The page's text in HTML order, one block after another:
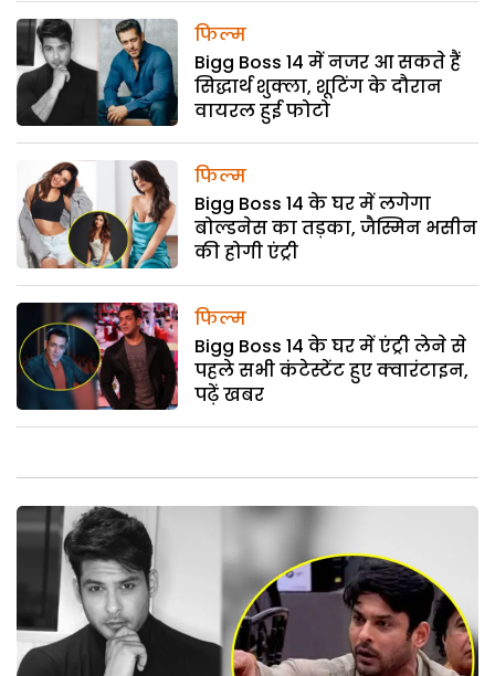
फिल्म
Bigg Boss 14 में नजर आ सकते हैं
सिद्धार्थ शुक्ला, शूटिंग के दौरान
वायरल हुई फोटो
फिल्म
Bigg Boss 14 के घर में लगेगा
बोल्डनेस का तड़का, जैस्मिन भसीन
की होगी एंट्री
फिल्म
Bigg Boss 14 के घर में एंट्री लेने से
पहले सभी कंटेस्टेंट हुए क्वारंटाइन,
पढ़ें खबर